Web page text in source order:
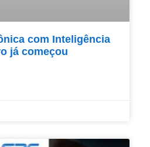
com Inteligência
já começou